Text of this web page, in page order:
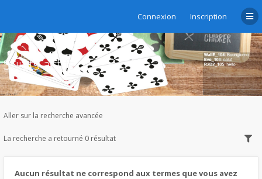
Connexion Inscription
Sujets actifs
Aller sur la recherche avancée
La recherche a retourné 0 résultat
Aucun résultat ne correspond aux termes que vous avez